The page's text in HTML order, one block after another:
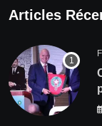
Articles